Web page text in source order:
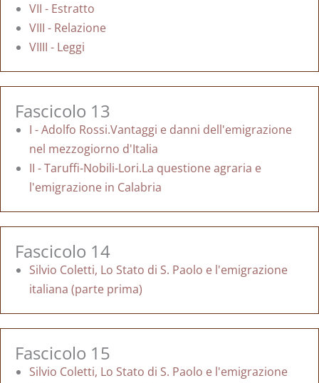
VII - Estratto
VIII - Relazione
VIIII - Leggi
Fascicolo 13
I - Adolfo Rossi.Vantaggi e danni dell'emigrazione
nel mezzogiorno d'Italia
II - Taruffi-Nobili-Lori.La questione agraria e
l'emigrazione in Calabria
Fascicolo 14
Silvio Coletti, Lo Stato di S. Paolo e l'emigrazione
italiana (parte prima)
Fascicolo 15
Silvio Coletti, Lo Stato di S. Paolo e l'emigrazione